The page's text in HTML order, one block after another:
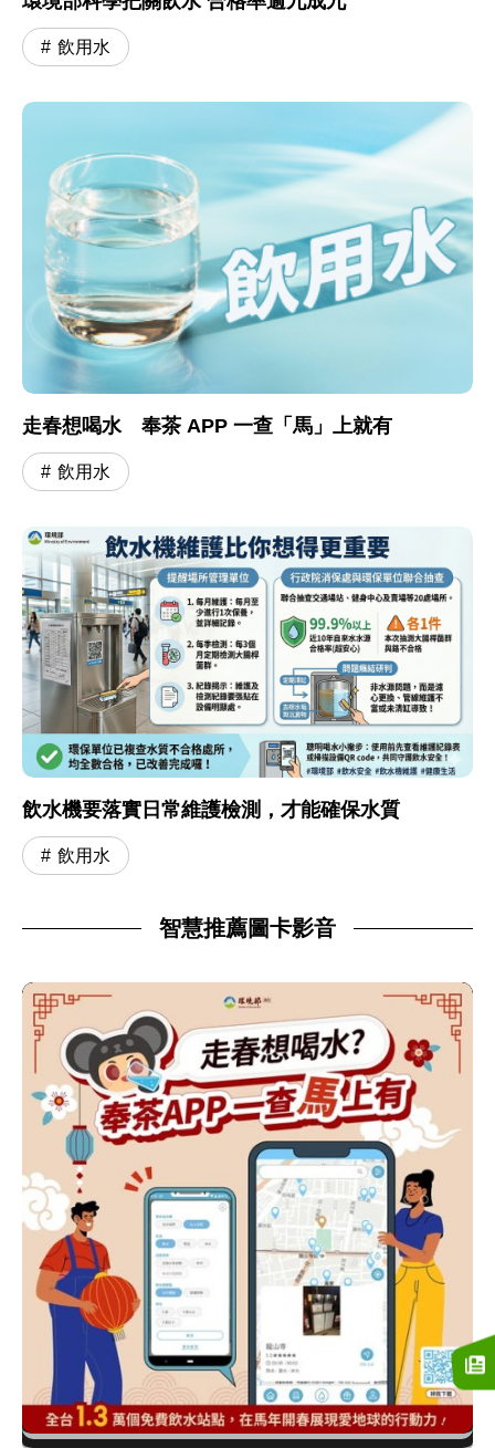
飲用水
走春想喝水 奉茶 APP 一查「馬」上就有
飲用水
飲水機要落實日常維護檢測，才能確保水質
飲用水
智慧推薦圖卡影音